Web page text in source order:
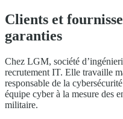
Clients et
garanties
Chez LGM, société
recrutement IT. Elle travaille
responsable de la
équipe cyber à la mesure des
militaire.